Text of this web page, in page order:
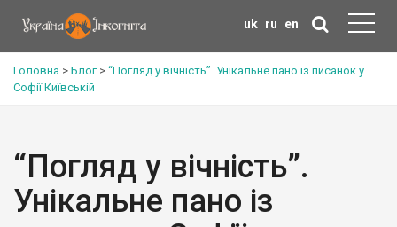
uk ru en
Головна > Блог> “Погляд у вічність”. Унікальне пано із писанок у
Софії Київській
“Погляд у вічність”.
Унікальне пано із